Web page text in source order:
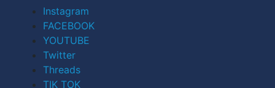
Instagram
FACEBOOK
YOUTUBE
Twitter
Threads
TIK TOK